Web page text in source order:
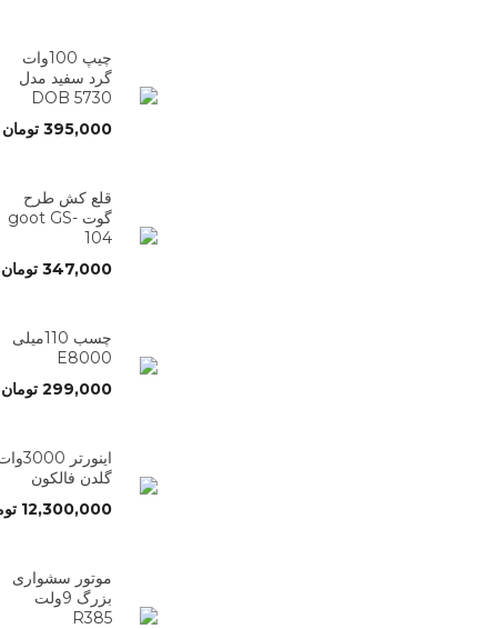
چیپ 100وات
گرد سفید مدل
5730 DOB
395,000 تومان
قلع کش طرح
گوت goot GS-
104
347,000 تومان
چسب 110میلی
E8000
299,000 تومان
اینورتر
گلدن فالکون
12,300,000
موتور سشواری
بزرگ 9ولت
R385